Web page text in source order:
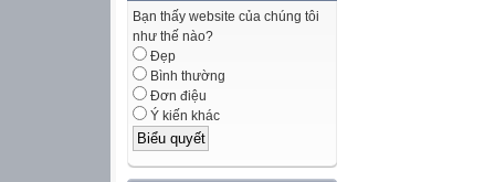
Bạn thấy website của chúng tôi
như thế nào?
Đẹp
Bình thường
Đơn điệu
Ý kiến khác